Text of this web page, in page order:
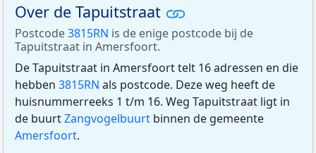
Over de Tapuitstraat
Postcode3815RN is de enige postcode bij de
Tapuitstraat in Amersfoort.
De Tapuitstraat in Amersfoort telt 16 adressen en die
hebben 3815RN als postcode. Deze weg heeft de
huisnummerreeks 1 t/m 16. Weg Tapuitstraat ligt in
de buurtZangvogelbuurt binnen de gemeente
Amersfoort.